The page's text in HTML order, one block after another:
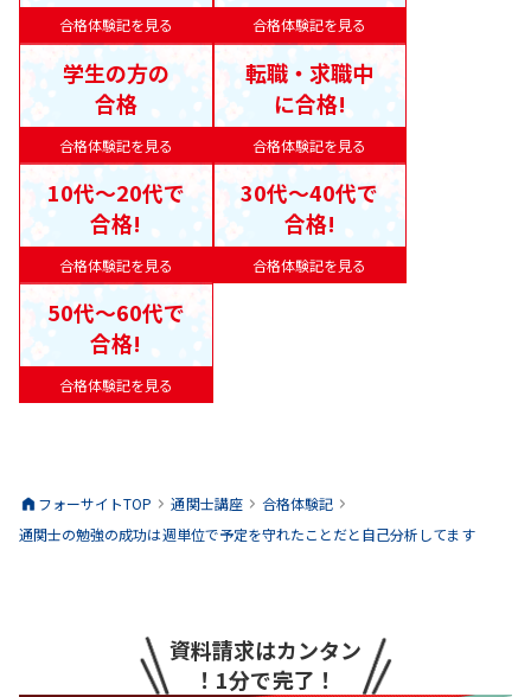
合格体験記を見る 合格体験記を見る
合格体験記を見る
学生の方の
合格
合格体験記を見る
転職・求職中
に合格!
合格体験記を見る
10代〜20代で
合格!
合格体験記を見る
30代〜40代で
合格!
合格体験記を見る
50代〜60代で
合格!
フォーサイトTOP 通関士講座
合格体験記
通関士の勉強の成功は週単位で予定を守れたことだと自己分析してます
資料請求はカンタン
！1分で完了！